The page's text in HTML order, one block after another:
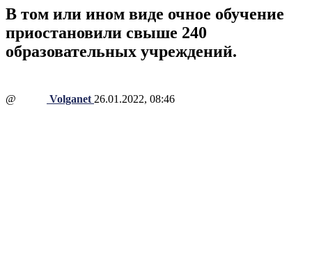
В том или ином виде очное обучение
приостановили свыше 240
образовательных учреждений.
@ Volganet 26.01.2022, 08:46